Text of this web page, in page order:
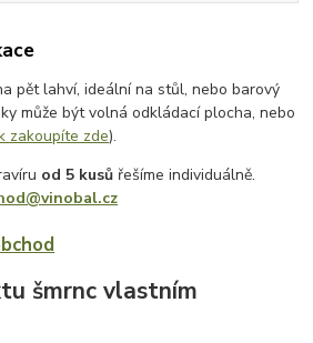
pět lahví, ideální na stůl, nebo barový
může být volná odkládací plocha, nebo
zakoupíte zde).
od 5 kusů řešíme individuálně.
šmrnc vlastním